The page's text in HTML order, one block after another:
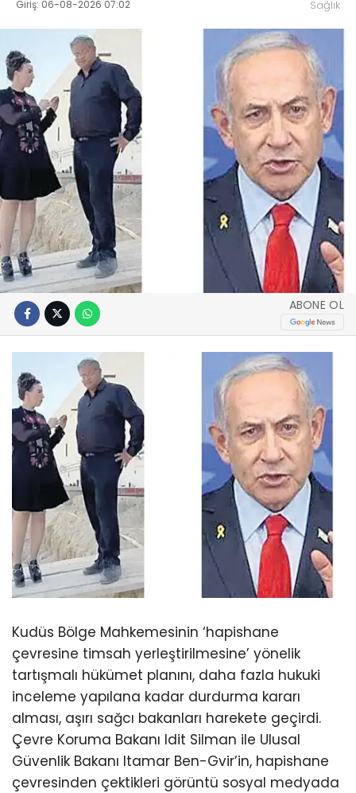
Giriş: 06-08-2026 07:02 Sağlık
ABONE OL
Kudüs Bölge Mahkemesinin ‘hapishane
çevresine timsah yerleştirilmesine’ yönelik
tartışmalı hükümet planını, daha fazla hukuki
inceleme yapılana kadar durdurma kararı
alması, aşırı sağcı bakanları harekete geçirdi.
Çevre Koruma Bakanı Idit Silman ile Ulusal
Güvenlik Bakanı Itamar Ben-Gvir’in, hapishane
çevresinden çektikleri görüntü sosyal medyada